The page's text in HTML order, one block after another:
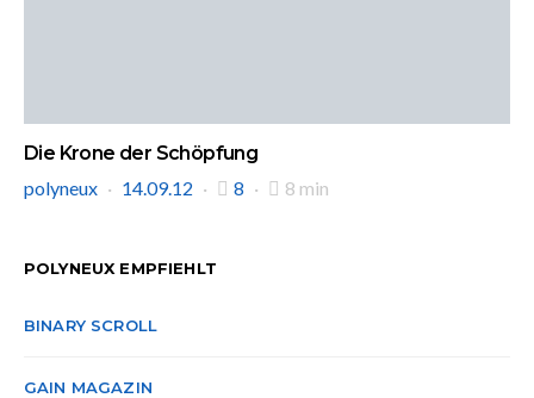
Die Krone der Schöpfung
polyneux
14.09.12 8 8 min
POLYNEUX EMPFIEHLT
BINARY SCROLL
GAIN MAGAZIN